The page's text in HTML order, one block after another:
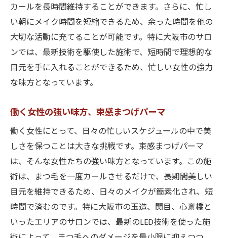
カールを長時間維持することができます。さらに、忙し
い朝にメイク時間を短縮できるため、余った時間を他の
大切な活動に充てることが可能です。特に大阪市のサロ
ンでは、最新技術を駆使した施術で、短時間で理想的な
目元を手に入れることができるため、忙しい女性の強力
な味方となっています。
働く女性の強い味方、束感まつげパーマ
働く女性にとって、日々の忙しいスケジュールの中で美
しさを保つことは大きな挑戦です。束感まつげパーマ
は、そんな女性たちの強い味方となっています。この施
術は、まつ毛を一度カールさせるだけで、長期間美しい
目元を維持できるため、日々のメイクが簡素化され、短
時間で済むのです。特に大阪市の玉造、関目、心斎橋と
いったエリアのサロンでは、最新のLED技術を使った施